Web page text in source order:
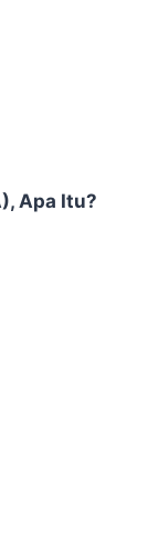
Apa Itu?